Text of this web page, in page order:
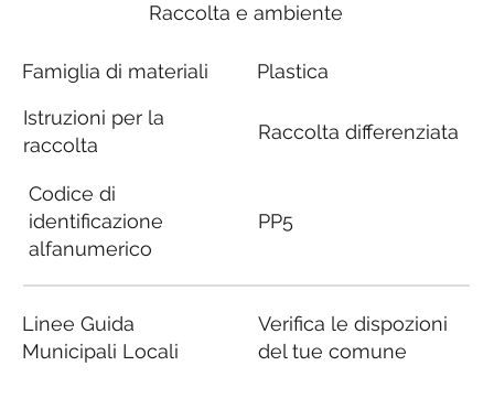
Raccolta e ambiente
Famiglia di materiali
Istruzioni per la
raccolta
Codice di
identificazione
alfanumerico
Linee Guida
Municipali Locali
Plastica
Raccolta differenziata
PP5
Verifica le dispozioni
del tue comune